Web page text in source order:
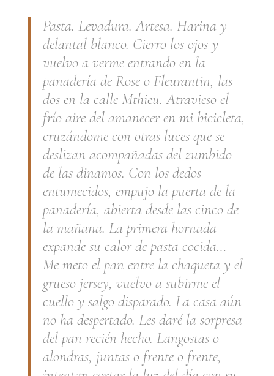
Pasta. Levadura. Artesa. Harina y
delantal blanco. Cierro los ojos y
vuelvo a verme entrando en la
panadería de Rose o Fleurantin, las
dos en la calle Mthieu. Atravieso el
frío aire del amanecer en mi bicicleta,
cruzándome con otras luces que se
deslizan acompañadas del zumbido
de las dinamos. Con los dedos
entumecidos, empujo la puerta de la
panadería, abierta desde las cinco de
la mañana. La primera hornada
expande su calor de pasta cocida…
Me meto el pan entre la chaqueta y el
grueso jersey, vuelvo a subirme el
cuello y salgo disparado. La casa aún
no ha despertado. Les daré la sorpresa
del pan recién hecho. Langostas o
alondras, juntas o frente o frente,